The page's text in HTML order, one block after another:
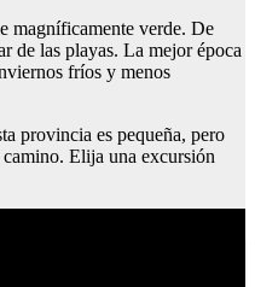
magníficamente verde. De
de las playas. La mejor época
fríos y menos
provincia es pequeña, pero
camino. Elija una excursión